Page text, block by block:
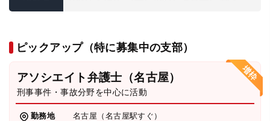
ピックアップ（特に募集中の支部）
アソシエイト弁護士（名古屋）
刑事事件・事故分野を中心に活動
勤務地
名古屋（名古屋駅すぐ）
弁護士・税理士